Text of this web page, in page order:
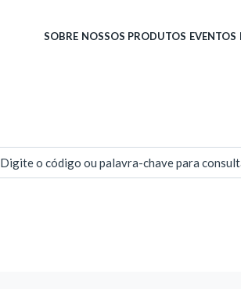
SOBRE NOSSOS PRODUTOS EVENTOS
Digite o código ou palavra-chave para